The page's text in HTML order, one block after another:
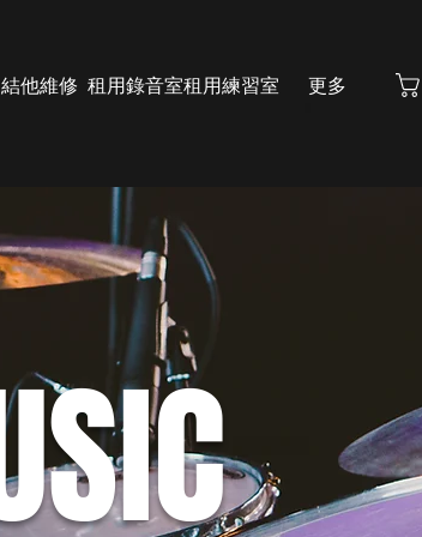
結他維修 租用錄音室租用練習室 更多